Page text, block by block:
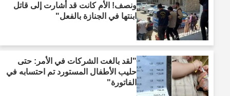
ونصف! الأم كانت قد أشارت إلى قاتل
ابنتها في الجنازة بالفعل"
"لقد بالغت الشركات في الأمر: حتى
حليب الأطفال المستورد تم احتسابه في
الفاتورة"